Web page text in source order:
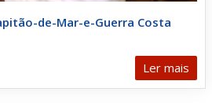
de-Mar-e-Guerra Costa
Ler mais